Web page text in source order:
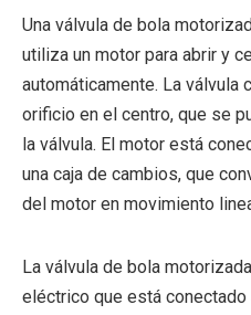
Una válvula de bola
utiliza un motor para abrir y
automáticamente. La válvula
orificio en el centro, que se
la válvula. El motor está
una caja de cambios, que
del motor en movimiento
La válvula de bola
eléctrico que está conectado